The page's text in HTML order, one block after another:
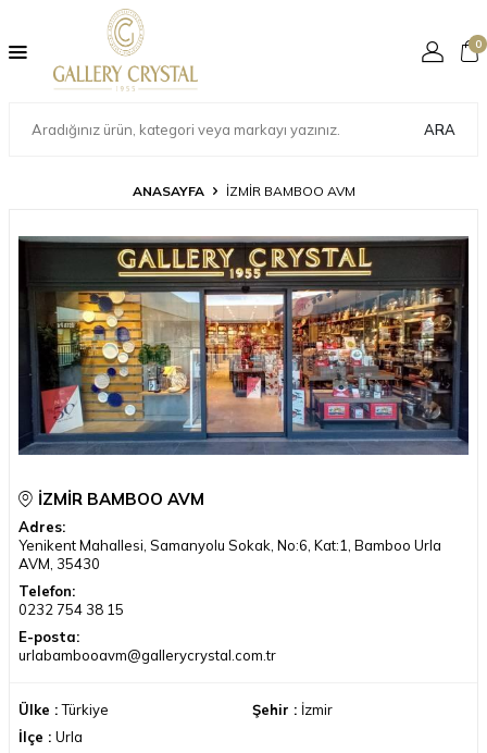
ARA
0
ANASAYFA İZMİR BAMBOO AVM
İZMİR BAMBOO AVM
Adres:
Yenikent Mahallesi, Samanyolu Sokak, No:6, Kat:1, Bamboo Urla
AVM, 35430
Telefon:
0232 754 38 15
E-posta:
urlabambooavm@gallerycrystal.com.tr
Ülke :Türkiye Şehir : İzmir
İlçe : Urla